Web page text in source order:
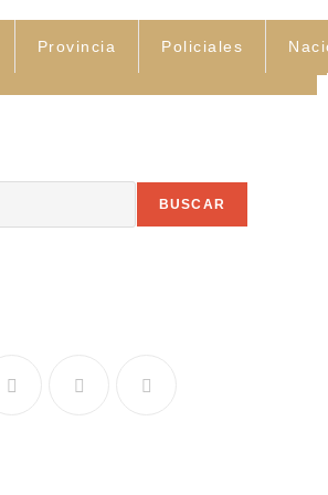
Provincia Policiales
BUSCAR